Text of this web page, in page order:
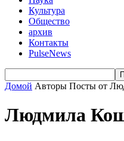
Культура
Общество
архив
Контакты
PulseNews
Домой Авторы Посты от
Людмила